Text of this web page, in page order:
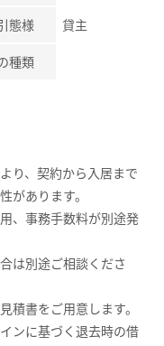
態様 貸主
種類
り、契約から入居まで
があります。
、事務手数料が別途発
は別途ご相談くださ
積書をご用意します。
ンに基づく退去時の借